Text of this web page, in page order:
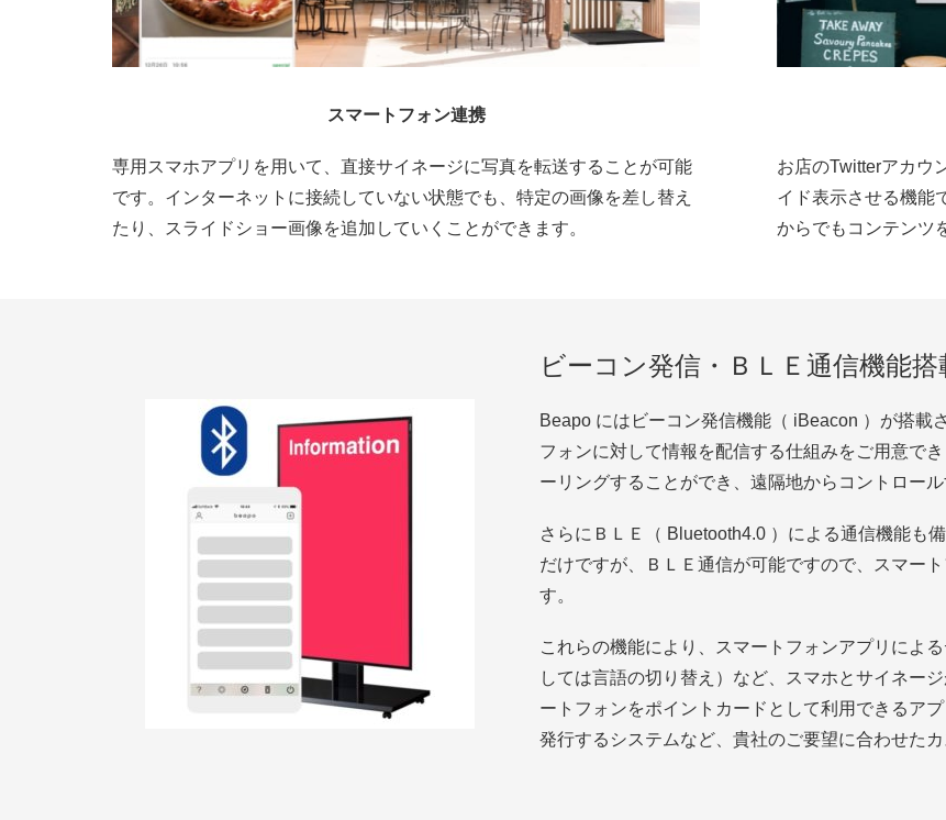
スマートフォン連携
専用スマホアプリを用いて、直接サイネージに写真を転送することが可能
です。インターネットに接続していない状態でも、特定の画像を差し替え
たり、スライドショー画像を追加していくことができます。
お店のTwitterアカウ
イド表示させる機能
からでもコンテンツ
ビーコン発信・ＢＬＥ通信機能搭
Beapo にはビーコン発信機能（ iBeacon ）が搭載
フォンに対して情報を配信する仕組みをご用意で
ーリングすることができ、遠隔地からコントロール
さらにＢＬＥ（ Bluetooth4.0 ）による通信機能も
だけですが、ＢＬＥ通信が可能ですので、スマー
す。
これらの機能により、スマートフォンアプリによ
しては言語の切り替え）など、スマホとサイネー
ートフォンをポイントカードとして利用できるア
発行するシステムなど、貴社のご要望に合わせた